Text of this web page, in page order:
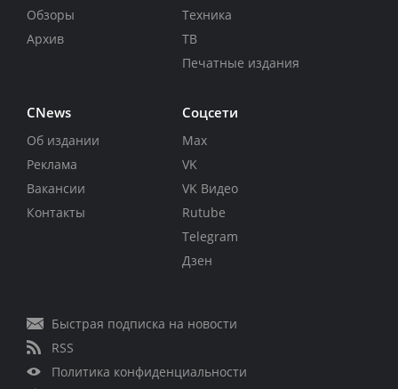
Обзоры
Архив
Техника
ТВ
Печатные издания
CNews
Об издании
Реклама
Вакансии
Контакты
Соцсети
Max
VK
VK Видео
Rutube
Telegram
Дзен
Быстрая подписка на новости
RSS
Политика конфиденциальности